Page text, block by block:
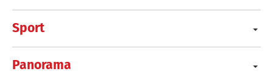
Sport
Panorama